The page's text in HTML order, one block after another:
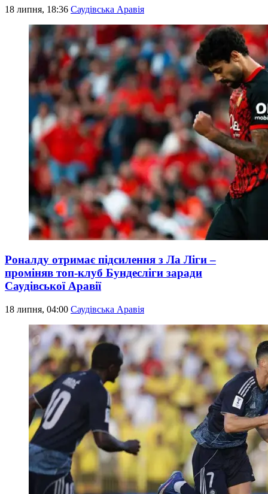
18 липня, 18:36 Саудівська Аравія
Роналду отримає підсилення з Ла Ліги –
проміняв топ-клуб Бундесліги заради
Саудівської Аравії
18 липня, 04:00 Саудівська Аравія